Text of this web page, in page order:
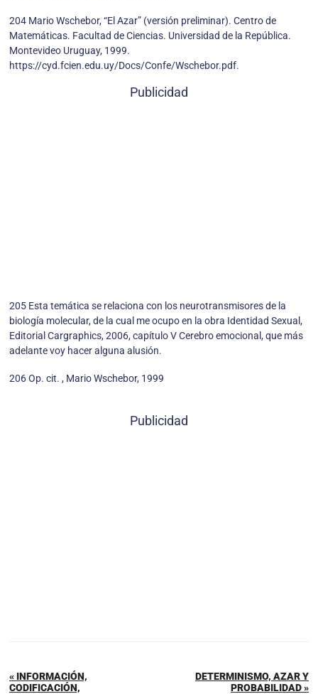
204 Mario Wschebor, “El Azar” (versión preliminar). Centro de
Matemáticas. Facultad de Ciencias. Universidad de la República.
Montevideo Uruguay, 1999.
https://cyd.fcien.edu.uy/Docs/Confe/Wschebor.pdf.
Publicidad
205 Esta temática se relaciona con los neurotransmisores de la
biología molecular, de la cual me ocupo en la obra Identidad Sexual,
Editorial Cargraphics, 2006, capítulo V Cerebro emocional, que más
adelante voy hacer alguna alusión.
206 Op. cit. , Mario Wschebor, 1999
Publicidad
« INFORMACIÓN,
CODIFICACIÓN,
DETERMINISMO, AZAR Y
PROBABILIDAD »